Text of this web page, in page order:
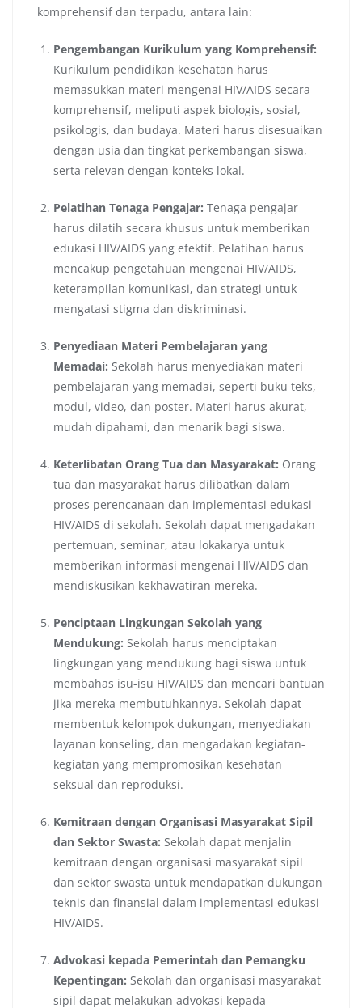
komprehensif dan terpadu, antara lain:
Pengembangan Kurikulum yang Komprehensif:
Kurikulum pendidikan kesehatan harus
memasukkan materi mengenai HIV/AIDS secara
komprehensif, meliputi aspek biologis, sosial,
psikologis, dan budaya. Materi harus disesuaikan
dengan usia dan tingkat perkembangan siswa,
serta relevan dengan konteks lokal.
Pelatihan Tenaga Pengajar: Tenaga pengajar
harus dilatih secara khusus untuk memberikan
edukasi HIV/AIDS yang efektif. Pelatihan harus
mencakup pengetahuan mengenai HIV/AIDS,
keterampilan komunikasi, dan strategi untuk
mengatasi stigma dan diskriminasi.
Penyediaan Materi Pembelajaran yang
Memadai: Sekolah harus menyediakan materi
pembelajaran yang memadai, seperti buku teks,
modul, video, dan poster. Materi harus akurat,
mudah dipahami, dan menarik bagi siswa.
Keterlibatan Orang Tua dan Masyarakat: Orang
tua dan masyarakat harus dilibatkan dalam
proses perencanaan dan implementasi edukasi
HIV/AIDS di sekolah. Sekolah dapat mengadakan
pertemuan, seminar, atau lokakarya untuk
memberikan informasi mengenai HIV/AIDS dan
mendiskusikan kekhawatiran mereka.
Penciptaan Lingkungan Sekolah yang
Mendukung: Sekolah harus menciptakan
lingkungan yang mendukung bagi siswa untuk
membahas isu-isu HIV/AIDS dan mencari bantuan
jika mereka membutuhkannya. Sekolah dapat
membentuk kelompok dukungan, menyediakan
layanan konseling, dan mengadakan kegiatan-
kegiatan yang mempromosikan kesehatan
seksual dan reproduksi.
Kemitraan dengan Organisasi Masyarakat Sipil
dan Sektor Swasta: Sekolah dapat menjalin
kemitraan dengan organisasi masyarakat sipil
dan sektor swasta untuk mendapatkan dukungan
teknis dan finansial dalam implementasi edukasi
HIV/AIDS.
Advokasi kepada Pemerintah dan Pemangku
Kepentingan: Sekolah dan organisasi masyarakat
sipil dapat melakukan advokasi kepada